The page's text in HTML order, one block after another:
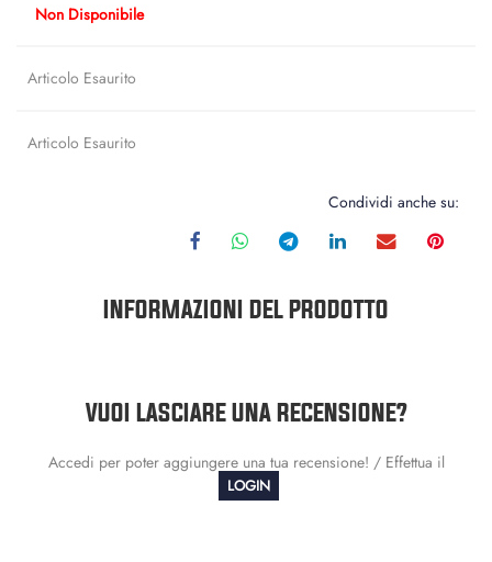
Non Disponibile
Articolo Esaurito
Articolo Esaurito
Condividi anche su:
INFORMAZIONI DEL PRODOTTO
VUOI LASCIARE UNA RECENSIONE?
Accedi per poter aggiungere una tua recensione! / Effettua il
LOGIN